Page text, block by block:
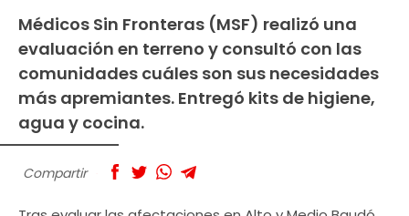
Médicos Sin Fronteras (MSF) realizó una
evaluación en terreno y consultó con las
comunidades cuáles son sus necesidades
más apremiantes. Entregó kits de higiene,
agua y cocina.
Compartir